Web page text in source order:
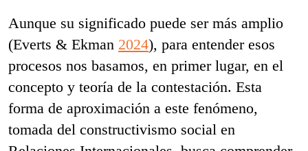
Aunque su significado puede ser más amplio
(Everts & Ekman 2024), para entender esos
procesos nos basamos, en primer lugar, en el
concepto y teoría de la contestación. Esta
forma de aproximación a este fenómeno,
tomada del constructivismo social en